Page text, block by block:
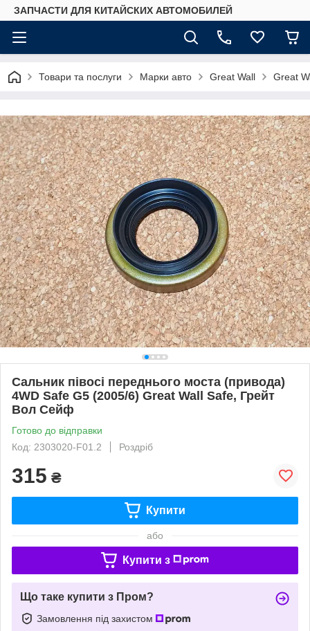
ЗАПЧАСТИ ДЛЯ КИТАЙСКИХ АВТОМОБИЛЕЙ
Товари та послуги Марки авто Great Wall Great
Сальник півосі переднього моста (привода)
4WD Safe G5 (2005/6) Great Wall Safe, Грейт
Вол Сейф
Готово до відправки
Код: 2303020-F01.2
Роздріб
315 ₴
Купити
або
Купити з
Що таке купити з Пром?
Замовлення під захистом